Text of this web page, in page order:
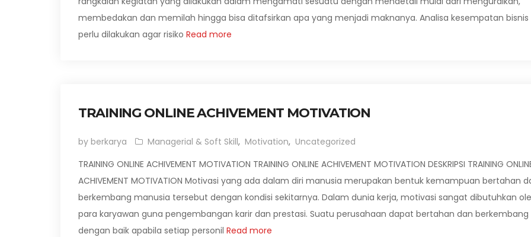
membedakan dan memilah hingga bisa ditafsirkan apa yang menjadi maknanya. Analisa kesempatan bisnis
perlu dilakukan agar risiko Read more
TRAINING ONLINE ACHIVEMENT MOTIVATION
by berkarya Managerial & Soft Skill, Motivation, Uncategorized
TRAINING ONLINE ACHIVEMENT MOTIVATION TRAINING ONLINE ACHIVEMENT MOTIVATION DESKRIPSI TRAINING
ACHIVEMENT MOTIVATION Motivasi yang ada dalam diri manusia merupakan bentuk kemampuan bertahan
berkembang manusia tersebut dengan kondisi sekitarnya. Dalam dunia kerja, motivasi sangat dibutuhkan
para karyawan guna pengembangan karir dan prestasi. Suatu perusahaan dapat bertahan dan berkembang
dengan baik apabila setiap personil Read more